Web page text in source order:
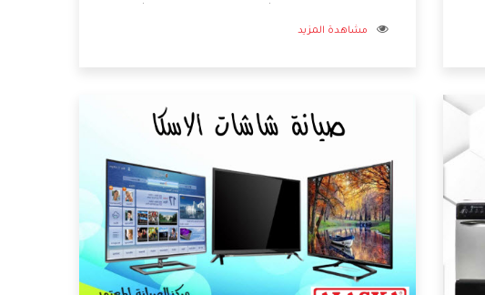
الخواص الجديدة التى تجعل المستهلك مستمتع بشراء
تساعدكم على الاستمتاع بشراء المكيف.
مشاهدة المزيد